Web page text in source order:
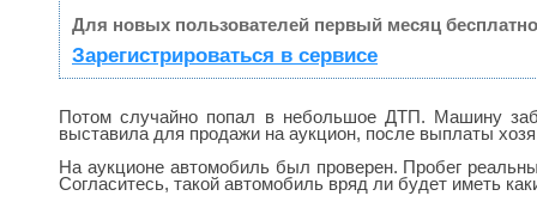
Для новых пользователей первый месяц
Зарегистрироваться в сервисе
Потом случайно попал в небольшое ДТП. Машину
выставила для продажи на аукцион, после выплаты
На аукционе автомобиль был проверен. Пробег
Согласитесь, такой автомобиль вряд ли будет иметь